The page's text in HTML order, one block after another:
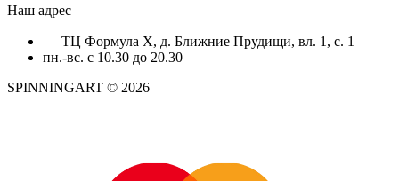
Наш адрес
ТЦ Формула X, д. Ближние Прудищи, вл. 1, с. 1
пн.-вс. с 10.30 до 20.30
SPINNINGART © 2026